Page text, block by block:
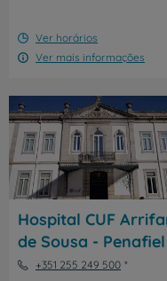
Ver horários
Ver mais informações
Hospital CUF
de Sousa - Penafiel
+351 255 249 500